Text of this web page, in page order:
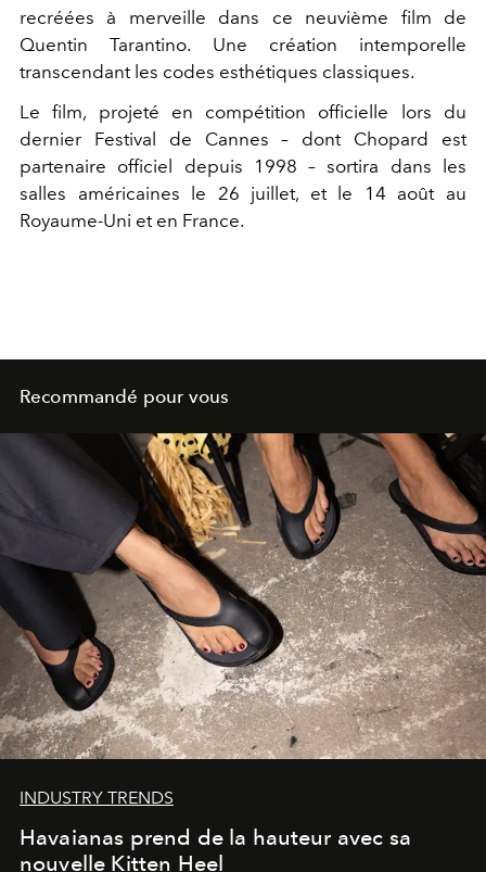
recréées à merveille dans ce neuvième film de
Quentin Tarantino. Une création intemporelle
transcendant les codes esthétiques classiques.
Le film, projeté en compétition officielle lors du
dernier Festival de Cannes – dont Chopard est
partenaire officiel depuis 1998 – sortira dans les
salles américaines le 26 juillet, et le 14 août au
Royaume-Uni et en France.
Recommandé pour vous
INDUSTRY TRENDS
Havaianas prend de la hauteur avec sa
nouvelle Kitten Heel